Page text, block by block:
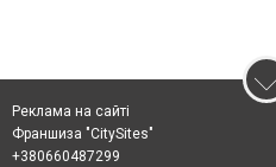
Реклама на сайті
Франшиза "CitySites"
+380660487299